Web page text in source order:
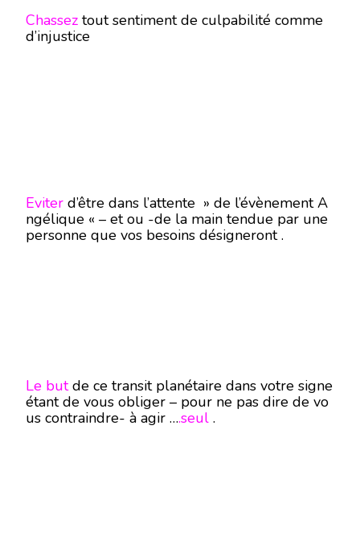
Chassez tout sentiment de culpabilité comme
d’injustice
Eviter d’être dans l’attente » de l’évènement A
ngélique « – et ou -de la main tendue par une
personne que vos besoins désigneront .
Le butde ce transit planétaire dans votre signe
étant de vous obliger – pour ne pas dire de vo
us contraindre- à agir ….seul .